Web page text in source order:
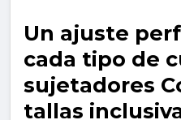
Un ajuste
cada tipo de
sujetadores
tallas